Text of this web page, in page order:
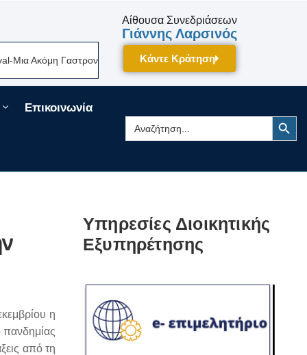
Γαστρονομική Γιορτή Της Πελοποννήσου Δίνει Ραντεβού Τον
Αίθουσα Συνεδριάσεων
Γιάννης Λαρσινός
Κάντε Κράτηση
Επικοινωνία
Search
for:
Search Button
η
πανδημίας
από τη
Υπηρεσίες Διοικητικής
Εξυπηρέτησης